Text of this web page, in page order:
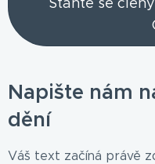
Napište nám
dění
Váš text začíná právě